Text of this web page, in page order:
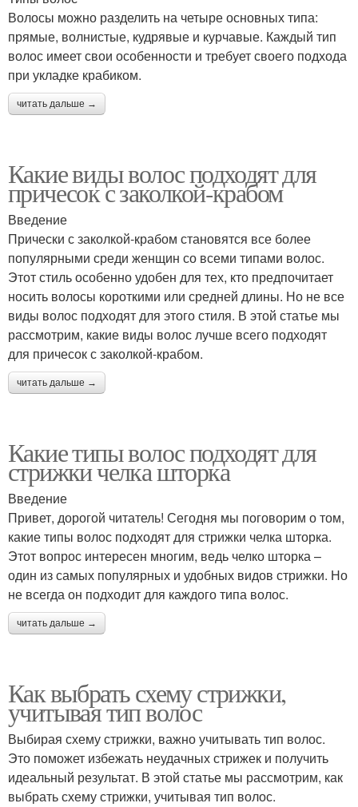
Волосы можно разделить на четыре основных типа:
прямые, волнистые, кудрявые и курчавые. Каждый тип
волос имеет свои особенности и требует своего подхода
при укладке крабиком.
читать дальше →
Какие виды волос подходят для
причесок с заколкой-крабом
Введение
Прически с заколкой-крабом становятся все более
популярными среди женщин со всеми типами волос.
Этот стиль особенно удобен для тех, кто предпочитает
носить волосы короткими или средней длины. Но не все
виды волос подходят для этого стиля. В этой статье мы
рассмотрим, какие виды волос лучше всего подходят
для причесок с заколкой-крабом.
читать дальше →
Какие типы волос подходят для
стрижки челка шторка
Введение
Привет, дорогой читатель! Сегодня мы поговорим о том,
какие типы волос подходят для стрижки челка шторка.
Этот вопрос интересен многим, ведь челко шторка –
один из самых популярных и удобных видов стрижки. Но
не всегда он подходит для каждого типа волос.
читать дальше →
Как выбрать схему стрижки,
учитывая тип волос
Выбирая схему стрижки, важно учитывать тип волос.
Это поможет избежать неудачных стрижек и получить
идеальный результат. В этой статье мы рассмотрим, как
выбрать схему стрижки, учитывая тип волос.